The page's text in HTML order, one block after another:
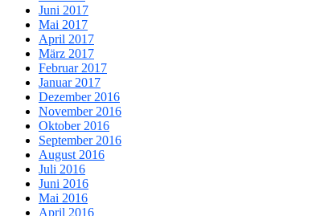
Juni 2017
Mai 2017
April 2017
März 2017
Februar 2017
Januar 2017
Dezember 2016
November 2016
Oktober 2016
September 2016
August 2016
Juli 2016
Juni 2016
Mai 2016
April 2016